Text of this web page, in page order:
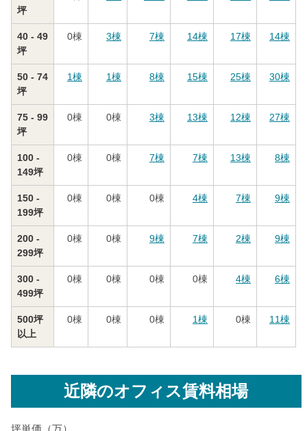
坪
40 - 49
坪
0棟 3棟 7棟 14棟 17棟 14棟
50 - 74
坪
1棟 1棟 8棟 15棟 25棟 30棟
75 - 99
坪
0棟 0棟 3棟 13棟 12棟 27棟
100 -
149坪
0棟 0棟 7棟 7棟 13棟 8棟
150 -
199坪
0棟 0棟 0棟 4棟 7棟 9棟
200 -
299坪
0棟 0棟 9棟 7棟 2棟 9棟
300 -
499坪
0棟 0棟 0棟 0棟 4棟 6棟
500坪
以上
0棟 0棟 0棟 1棟 0棟 11棟
近隣のオフィス賃料相場